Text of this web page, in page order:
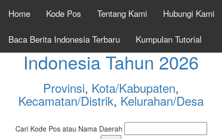
Home Kode Pos Tentang Kami Hubungi Kami
Baca Berita Indonesia Terbaru Kumpulan Tutorial
Cek Kode Pos Seluruh
Indonesia Tahun 2026
Provinsi, Kota/Kabupaten,
Kecamatan/Distrik, Kelurahan/Desa
Cari Kode Pos atau Nama Daerah